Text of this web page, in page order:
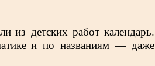
из детских работ календарь.
и по названиям — даже